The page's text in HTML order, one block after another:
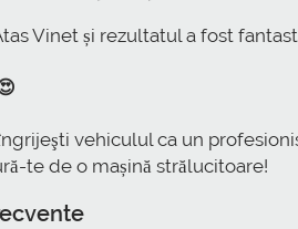
Vinet și rezultatul a fost
vehiculul ca un
te de o mașină strălucitoare!